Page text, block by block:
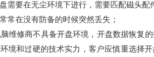
要在无尘环境下进行，需要匹配磁头配
在没有防备的时候突然丢失；
修商不具备开盘环境，开盘数据恢复
境和过硬的技术实力，客户应慎重选择